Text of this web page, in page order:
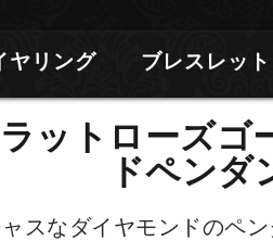
ヤリング ブレスレット
ットローズゴ
ドペンダ
スなダイヤモンドのペ